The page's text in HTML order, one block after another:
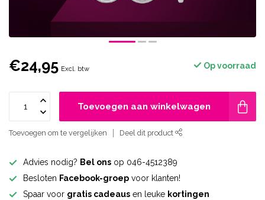
€24,95 Excl. btw Op voorraad
Toevoegen aan winkelwagen
Toevoegen om te vergelijken Deel dit product
Advies nodig? Bel ons op 046-4512389
Besloten Facebook-groep voor klanten!
Spaar voor gratis cadeaus en leuke kortingen